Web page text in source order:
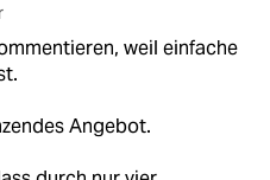
weil einfache
Angebot.